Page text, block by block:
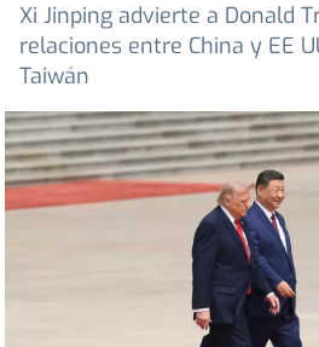
Xi Jinping advierte a Donald
relaciones entre China y EE
Taiwán